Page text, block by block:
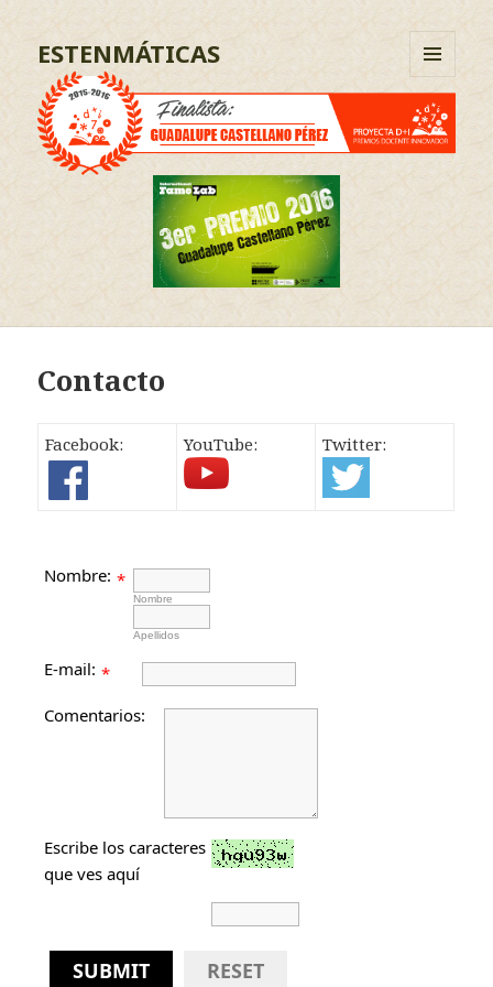
ESTENMÁTICAS
Y
WIDGETS
Contacto
Facebook: YouTube: Twitter:
Nombre: *
Nombre
Apellidos
E-mail: *
Comentarios:
Escribe los caracteres
que ves aquí
SUBMIT RESET